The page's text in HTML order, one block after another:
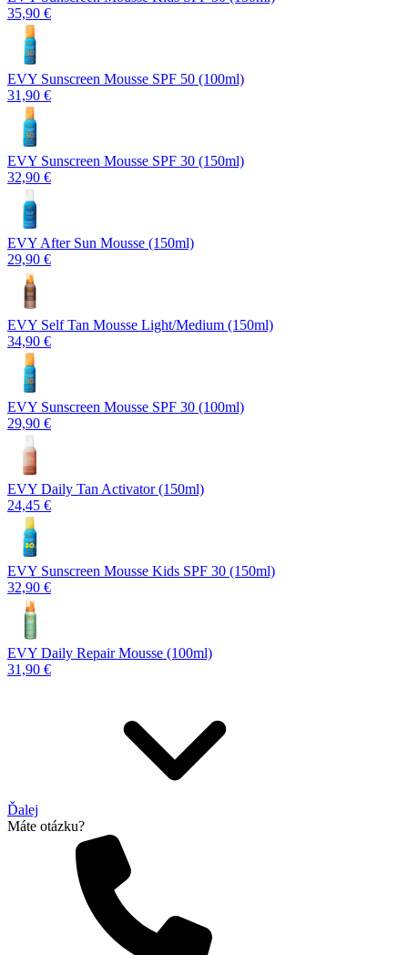
35,90 €
EVY Sunscreen Mousse SPF 50 (100ml)
31,90 €
EVY Sunscreen Mousse SPF 30 (150ml)
32,90 €
EVY After Sun Mousse (150ml)
29,90 €
EVY Self Tan Mousse Light/Medium (150ml)
34,90 €
EVY Sunscreen Mousse SPF 30 (100ml)
29,90 €
EVY Daily Tan Activator (150ml)
24,45 €
EVY Sunscreen Mousse Kids SPF 30 (150ml)
32,90 €
EVY Daily Repair Mousse (100ml)
31,90 €
Ďalej
Máte otázku?